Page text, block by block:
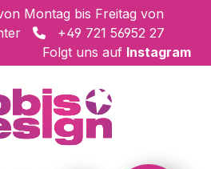
Montag bis Freitag von
+49 721 56952 27
Folgt uns auf Instagram